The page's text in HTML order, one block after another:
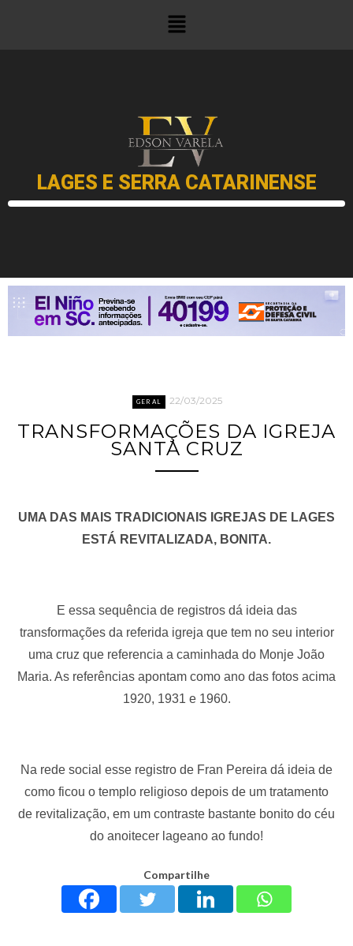
LAGES E SERRA CATARINENSE
GERAL 22/03/2025
TRANSFORMAÇÕES DA IGREJA
SANTA CRUZ
UMA DAS MAIS TRADICIONAIS IGREJAS DE LAGES
ESTÁ REVITALIZADA, BONITA.
E essa sequência de registros dá ideia das
transformações da referida igreja que tem no seu interior
uma cruz que referencia a caminhada do Monje João
Maria. As referências apontam como ano das fotos acima
1920, 1931 e 1960.
Na rede social esse registro de Fran Pereira dá ideia de
como ficou o templo religioso depois de um tratamento
de revitalização, em um contraste bastante bonito do céu
do anoitecer lageano ao fundo!
Compartilhe